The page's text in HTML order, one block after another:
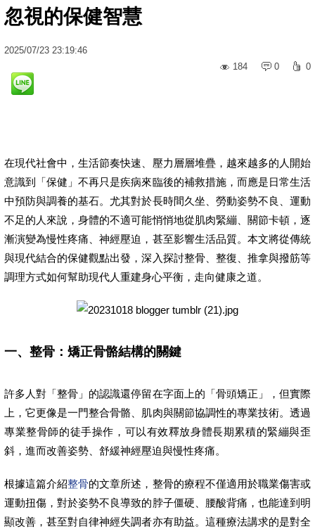
忽視的保健智慧
2025/07/23 23:19:46
184
0 0
在現代社會中，生活節奏快速、壓力層層堆疊，越來越多的人開始
意識到「保健」不再只是疾病來臨後的補救措施，而應是日常生活
中預防與調養的基石。尤其對於長時間久坐、勞動姿勢不良、運動
不足的人來說，身體的不適可能悄悄地從肌肉緊繃、關節卡頓，逐
漸演變為慢性疼痛、神經壓迫，甚至影響生活品質。本文將從傳統
與現代結合的保健觀點出發，深入探討整骨、整復、推拿與撥筋等
調理方式如何幫助現代人重建身心平衡，走向健康之道。
一、整骨：矯正骨骼結構的關鍵
許多人對「整骨」的認識還停留在字面上的「骨頭矯正」，但實際
上，它更像是一門整合骨骼、肌肉與關節協調性的專業技術。透過
專業整骨師的徒手操作，可以有效釋放身體長期累積的緊繃與歪
斜，進而改善姿勢、舒緩神經壓迫與慢性疼痛。
根據這篇介紹整骨的文章所述，整骨的療程不僅適用於職業傷害或
運動扭傷，對於姿勢不良導致的脖子僵硬、腰酸背痛，也能達到明
顯改善，甚至對自律神經失調者亦有助益。這種療法講求的是對全